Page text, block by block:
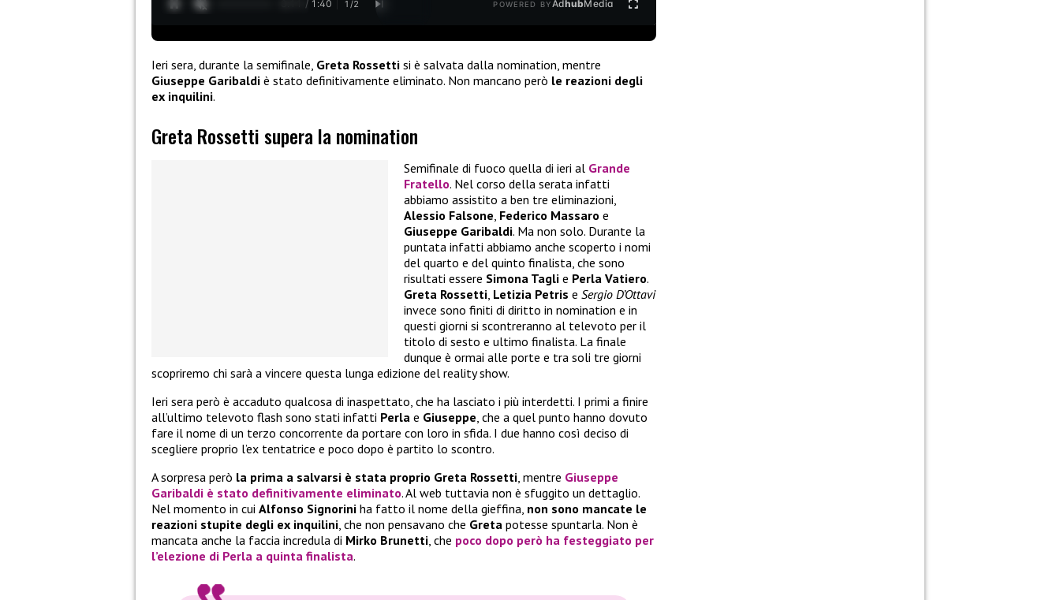
0:12 / 1:40 1 /2 POWERED BYAdhubMedia
Ieri sera, durante la semifinale, Greta Rossetti si è salvata dalla nomination, mentre
Giuseppe Garibaldi è stato definitivamente eliminato. Non mancano però le reazioni degli
ex inquilini.
Greta Rossetti supera la nomination
Semifinale di fuoco quella di ieri al Grande
Fratello. Nel corso della serata infatti
abbiamo assistito a ben tre eliminazioni,
Alessio Falsone, Federico Massaro e
Giuseppe Garibaldi. Ma non solo. Durante la
puntata infatti abbiamo anche scoperto i nomi
del quarto e del quinto finalista, che sono
risultati essere Simona Tagli e Perla Vatiero.
Greta Rossetti, Letizia Petris e Sergio D’Ottavi
invece sono finiti di diritto in nomination e in
questi giorni si scontreranno al televoto per il
titolo di sesto e ultimo finalista. La finale
dunque è ormai alle porte e tra soli tre giorni
scopriremo chi sarà a vincere questa lunga edizione del reality show.
Ieri sera però è accaduto qualcosa di inaspettato, che ha lasciato i più interdetti. I primi a finire
all’ultimo televoto flash sono stati infatti Perla e Giuseppe, che a quel punto hanno dovuto
fare il nome di un terzo concorrente da portare con loro in sfida. I due hanno così deciso di
scegliere proprio l’ex tentatrice e poco dopo è partito lo scontro.
A sorpresa però la prima a salvarsi è stata proprio Greta Rossetti, mentre Giuseppe
Garibaldi è stato definitivamente eliminato. Al web tuttavia non è sfuggito un dettaglio.
Nel momento in cui Alfonso Signorini ha fatto il nome della gieffina, non sono mancate le
reazioni stupite degli ex inquilini, che non pensavano che Greta potesse spuntarla. Non è
mancata anche la faccia incredula di Mirko Brunetti, che poco dopo però ha festeggiato per
l’elezione di Perla a quinta finalista.